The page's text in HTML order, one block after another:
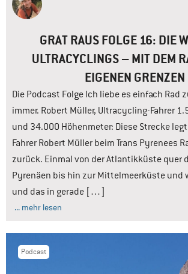
GRAT RAUS FOLGE 16: DIE
ULTRACYCLINGS – MIT DEM
EIGENEN GRENZEN
Die Podcast Folge Ich liebe es einfach Rad
immer. Robert Müller, Ultracycling-Fahrer
und 34.000 Höhenmeter: Diese Strecke
Fahrer Robert Müller beim Trans Pyrenees
zurück. Einmal von der Atlantikküste quer
Pyrenäen bis hin zur Mittelmeerküste und
und das in gerade […]
... mehr lesen
Podcast